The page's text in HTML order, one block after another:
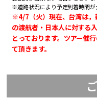
※道路状況により予定到着時間が
※4/7（火）現在、台湾は，
の渡航者・日本人に対する
とっております。ツアー催
て頂きます。